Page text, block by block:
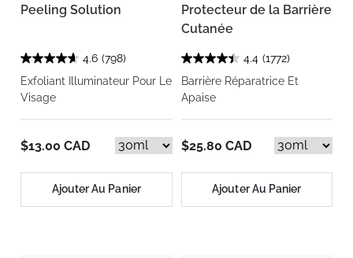
Peeling Solution
4.6 (798)
Exfoliant Illuminateur Pour Le
Visage
$13.00 CAD
Ajouter Au Panier
Protecteur de la Barrière
Cutanée
4.4 (1772)
Barrière Réparatrice Et
Apaise
$25.80 CAD
Ajouter Au Panier